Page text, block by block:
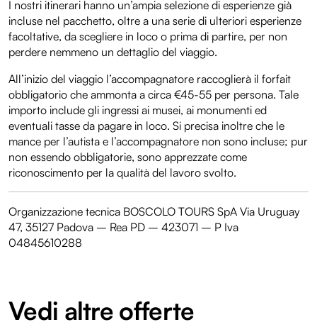
I nostri itinerari hanno un’ampia selezione di esperienze già
incluse nel pacchetto, oltre a una serie di ulteriori esperienze
facoltative, da scegliere in loco o prima di partire, per non
perdere nemmeno un dettaglio del viaggio.
All’inizio del viaggio l’accompagnatore raccoglierà il forfait
obbligatorio che ammonta a circa €45-55 per persona. Tale
importo include gli ingressi ai musei, ai monumenti ed
eventuali tasse da pagare in loco. Si precisa inoltre che le
mance per l’autista e l’accompagnatore non sono incluse; pur
non essendo obbligatorie, sono apprezzate come
riconoscimento per la qualità del lavoro svolto.
Organizzazione tecnica BOSCOLO TOURS SpA Via Uruguay
47, 35127 Padova – Rea PD – 423071 – P Iva
04845610288
Vedi altre offerte